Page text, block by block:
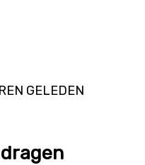
GELEDEN